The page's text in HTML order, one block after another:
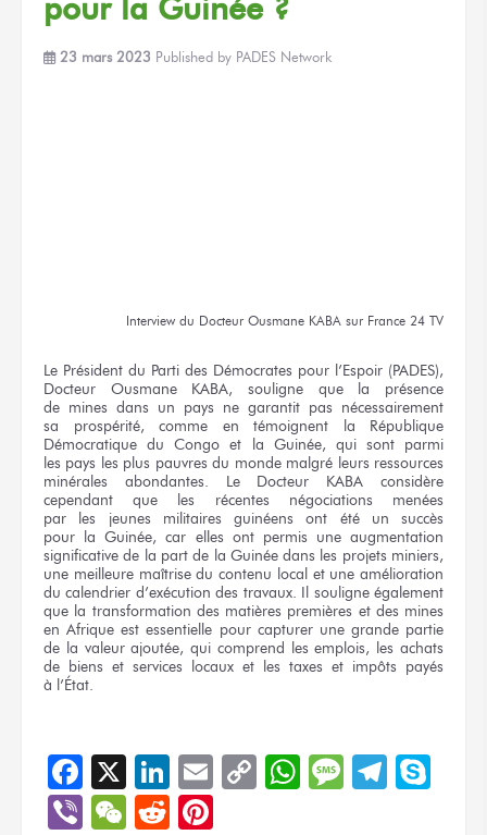
pour la Guinée ?
23 mars 2023 Published by PADES Network
Interview du Docteur Ousmane KABA sur France 24 TV
Le Président du Parti des Démocrates pour l’Espoir (PADES),
Docteur Ousmane KABA, souligne que la présence
de mines dans un pays ne garantit pas nécessairement
sa prospérité, comme en témoignent
la République
Démocratiquedu Congo et la Guinée, qui sontparmi
les pays les plus pauvresdu mondemalgré leurs ressources
minérales abondantes. Le Docteur KABA considère
cependantque les récentes négociations menées
par les jeunes militaires guinéensont été
un succès
pour la Guinée, car elles ont permis une augmentation
significativede la part de la Guinéedans les projets miniers,
une meilleuremaîtrisedu contenu local et une amélioration
du calendrier d’exécutiondes travaux. Il souligneégalement
que la transformation des matières premières et des mines
en Afrique est essentielle pour capturer une grandepartie
de la valeurajoutée,qui comprend les emplois, les achats
de biens et services locaux et les taxes et impôts payés
à l’État.
Facebook
X LinkedIn
EmailCopyWhatsApp
Message
ViberWeChat
Reddit